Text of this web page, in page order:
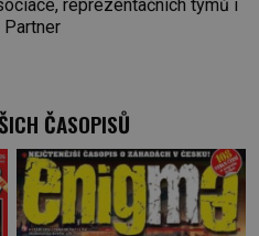
reprezentačních týmů i
ČASOPISŮ